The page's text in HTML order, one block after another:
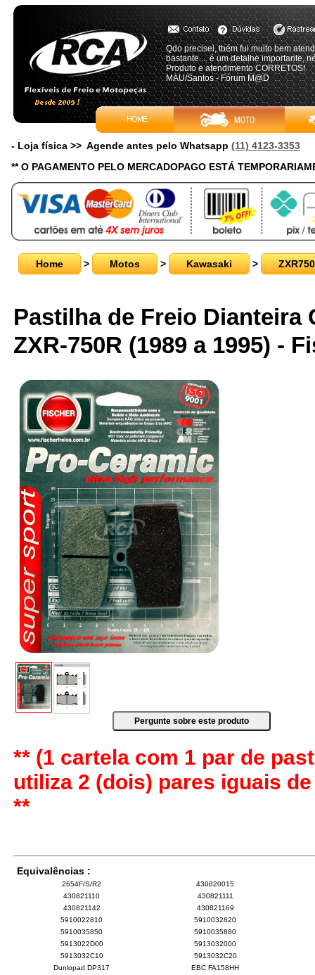
Qdo precisei, tbém fui muito bem
bastante.... é um detalhe importante,
Produto e atendimento CORRETOS!
MAU/Santos - Fórum M@D
- Loja física >> Agende antes pelo Whatsapp (11) 4123-3353
** O PAGAMENTO PELO MERCADOPAGO ESTÁ
Home > Motos > Kawasaki >
Pastilha de Freio Dianteira
ZXR-750R (1989 a 1995) -
** (1 cartela com 1 par de
utiliza 2 (dois) pares iguais
**
Equivalências :
2654F/S/R2
430820015
430821110
430821111
430821142
430821169
5910022810
5910032820
5910035850
5910035880
5913022D00
5913032000
5913032C10
5913032C20
Dunlopad DP317
EBC FA158HH